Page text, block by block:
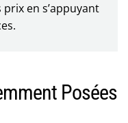
en s’appuyant
Posées